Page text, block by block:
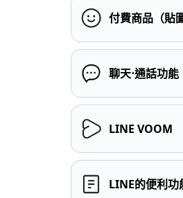
付費商品（貼
聊天⋅通話功能
LINE VOOM
LINE的便利功